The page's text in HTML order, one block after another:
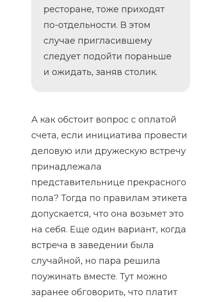
ресторане, тоже приходят
по-отдельности. В этом
случае пригласившему
следует подойти пораньше
и ожидать, заняв столик.
А как обстоит вопрос с оплатой
счета, если инициатива провести
деловую или дружескую встречу
принадлежала
представительнице прекрасного
пола? Тогда по правилам этикета
допускается, что она возьмет это
на себя. Еще один вариант, когда
встреча в заведении была
случайной, но пара решила
поужинать вместе. Тут можно
заранее обговорить, что платит